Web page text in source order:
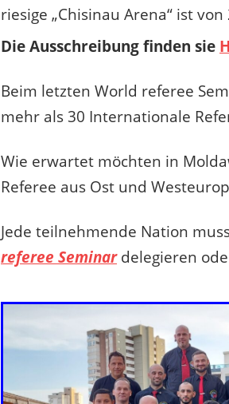
riesige „Chisinau Arena“ ist
Die Ausschreibung finden sie
Beim letzten World referee
mehr als 30 Internationale
Wie erwartet möchten in
Referee aus Ost und
Jede teilnehmende Nation
referee Seminardelegieren